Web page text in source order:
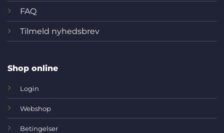
FAQ
Tilmeld nyhedsbrev
Shop online
Login
Webshop
Betingelser